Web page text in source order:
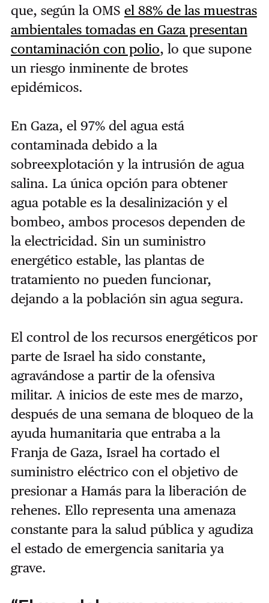
que, según la OMS el 88% de las muestras
ambientales tomadas en Gaza presentan
contaminación con polio, lo que supone
un riesgo inminente de brotes
epidémicos.
En Gaza, el 97% del agua está
contaminada debido a la
sobreexplotación y la intrusión de agua
salina. La única opción para obtener
agua potable es la desalinización y el
bombeo, ambos procesos dependen de
la electricidad. Sin un suministro
energético estable, las plantas de
tratamiento no pueden funcionar,
dejando a la población sin agua segura.
El control de los recursos energéticos por
parte de Israel ha sido constante,
agravándose a partir de la ofensiva
militar. A inicios de este mes de marzo,
después de una semana de bloqueo de la
ayuda humanitaria que entraba a la
Franja de Gaza, Israel ha cortado el
suministro eléctrico con el objetivo de
presionar a Hamás para la liberación de
rehenes. Ello representa una amenaza
constante para la salud pública y agudiza
el estado de emergencia sanitaria ya
grave.